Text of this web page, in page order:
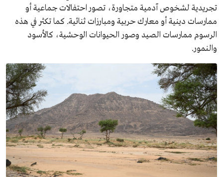
تجريدية لشخوص آدمية متجاورة، تصور احتفالات جماعية أو
ممارسات دينية أو معارك حربية ومبارزات ثنائية. كما تكثر في هذه
الرسوم ممارسات الصيد وصور الحيوانات الوحشية، كالأسود
والنمور.